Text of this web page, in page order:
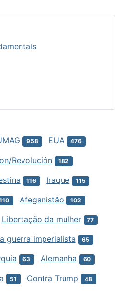
958 EUA 476
Revolución 182
116 Iraque 115
110 Afeganistão 102
Libertação da mulher 77
guerra imperialista 65
63 Alemanha 60
51 Contra Trump 48